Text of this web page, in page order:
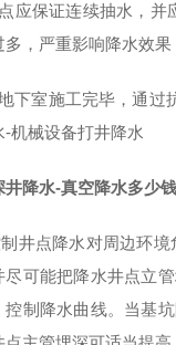
应保证连续抽水，并
多，严重影响降水效果
下室施工完毕，通过
-机械设备打井降水
井降水-真空降水多少
井点降水对周边环
尽可能把降水井点立
控制降水曲线。当基